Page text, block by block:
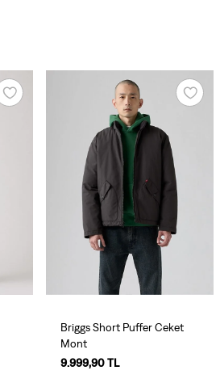
Briggs Short Puffer Ceket
Mont
9.999,90 TL